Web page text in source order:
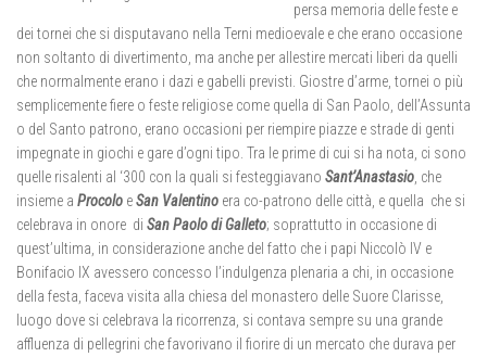
persa memoria delle feste e
dei tornei che si disputavano nella Terni medioevale e che erano occasione
non soltanto di divertimento, ma anche per allestire mercati liberi da quelli
che normalmente erano i dazi e gabelli previsti. Giostre d’arme, tornei o più
semplicemente fiere o feste religiose come quella di San Paolo, dell’Assunta
o del Santo patrono, erano occasioni per riempire piazze e strade di genti
impegnate in giochi e gare d’ogni tipo. Tra le prime di cui si ha nota, ci sono
quelle risalenti al ‘300 con la quali si festeggiavano Sant’Anastasio , che
insieme a Procolo eSan Valentino era co-patrono delle città, e quella che si
celebrava in onore di San Paolo di Galleto; soprattutto in occasione di
quest’ultima, in considerazione anche del fatto che i papi Niccolò IV e
Bonifacio IX avessero concesso l’indulgenza plenaria a chi, in occasione
della festa, faceva visita alla chiesa del monastero delle Suore Clarisse,
luogo dove si celebrava la ricorrenza, si contava sempre su una grande
affluenza di pellegrini che favorivano il fiorire di un mercato che durava per